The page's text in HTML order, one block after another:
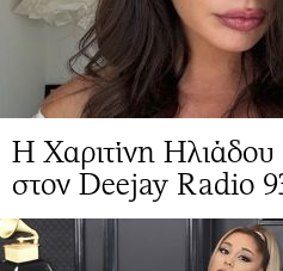
Η Χαριτίνη
στον Deejay Radio